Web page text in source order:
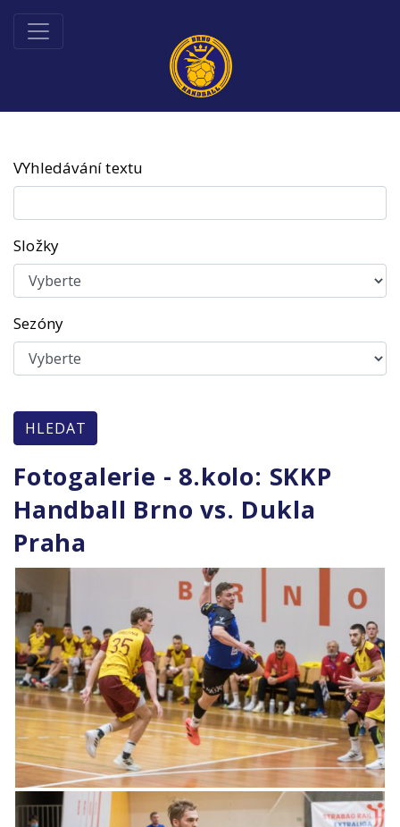
VYhledávání textu
Složky
Sezóny
HLEDAT
Fotogalerie - 8.kolo: SKKP
Handball Brno vs. Dukla
Praha